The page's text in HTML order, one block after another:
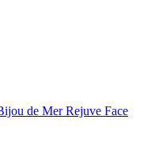
de Mer Rejuve Face